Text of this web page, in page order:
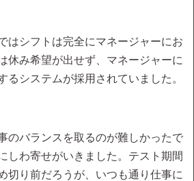
はシフトは完全にマネージャーにお
休み希望が出せず、マネージャーに
るシステムが採用されていました。
のバランスを取るのが難しかったで
しわ寄せがいきました。テスト期間
切り前だろうが、いつも通り仕事に